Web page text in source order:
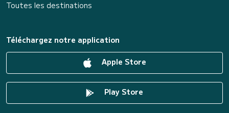
Toutes les destinations
Téléchargez notre application
Apple Store
Play Store